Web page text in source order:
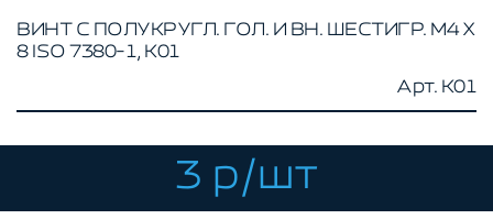
КАТАЛОГ ТОВАРОВ
КОНСТРУКЦИОННЫЙ ПРОФИЛЬ
КОМПЛЕКТУЮЩИЕ К ЧПУ
АКСЕССУАРЫ ДЛЯ V-ПАЗА
ВИНТ С ПОЛУКРУГЛ. ГОЛ. И ВН. ШЕСТИГР. М4 Х
8 ISO 7380-1, K01
Арт. K01
3 р/шт